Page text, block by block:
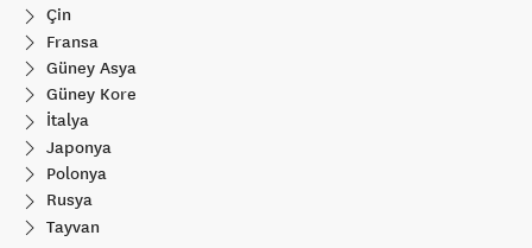
Çin
Fransa
Güney Asya
Güney Kore
İtalya
Japonya
Polonya
Rusya
Tayvan